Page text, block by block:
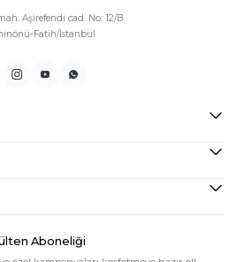
Aşirefendi cad. No: 12/B
Fatih/İstanbul
Aboneliği